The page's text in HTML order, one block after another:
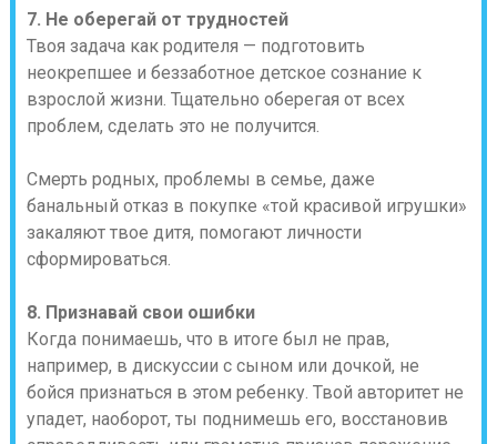
7. Не оберегай от трудностей
Твоя задача как родителя — подготовить
неокрепшее и беззаботное детское сознание к
взрослой жизни. Тщательно оберегая от всех
проблем, сделать это не получится.
Смерть родных, проблемы в семье, даже
банальный отказ в покупке «той красивой игрушки»
закаляют твое дитя, помогают личности
сформироваться.
8. Признавай свои ошибки
Когда понимаешь, что в итоге был не прав,
например, в дискуссии с сыном или дочкой, не
бойся признаться в этом ребенку. Твой авторитет не
упадет, наоборот, ты поднимешь его, восстановив